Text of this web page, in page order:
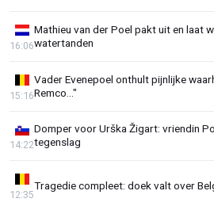
Mathieu van der Poel pakt uit en laat
watertanden
16:06
Vader Evenepoel onthult pijnlijke
Remco..."
15:16
Domper voor Urška Žigart: vriendin
tegenslag
14:22
Tragedie compleet: doek valt over
12:35